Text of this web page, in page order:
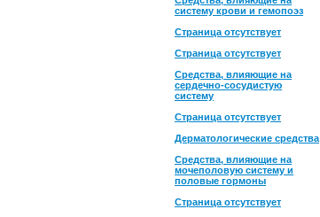
систему крови и гемопоэз
Страница отсутствует
Страница отсутствует
Средства, влияющие на
сердечно-сосудистую
систему
Страница отсутствует
Дерматологические средства
Средства, влияющие на
мочеполовую систему и
половые гормоны
Страница отсутствует